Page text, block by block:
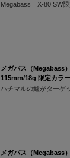
Megabass X-80 SW限
メガバス（Megabass
115mm/18g 限定カラー
ハチマルの鱸がターゲ
メガバス（Megabass